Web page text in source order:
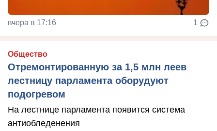
вчера в 17:16 1
Общество
Отремонтированную за 1,5 млн леев
лестницу парламента оборудуют
подогревом
На лестнице парламента появится система
антиобледенения